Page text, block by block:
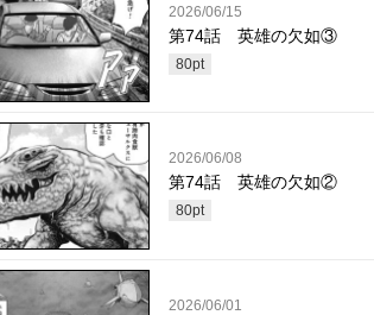
2026/06/15
第74話 英雄の欠如③
80pt
2026/06/08
第74話 英雄の欠如②
80pt
2026/06/01